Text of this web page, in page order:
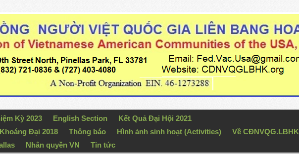
Kỳ 2023 English Section
Kết Quả Đại Hội 2021
Đại 2018
Thông báo Hình ảnh sinh hoạt (Activities)
Về CĐNVQG.LBHK
Nhân quyền VN Tin tức